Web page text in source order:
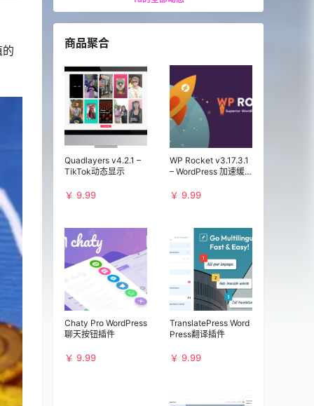
商品聚合
Quadlayers v4.2.1 –
TikTok动态显示
￥ 9.99
WP Rocket v3.17.3.1
– WordPress 加速缓
￥ 9.99
Chaty Pro WordPress
聊天按钮插件
￥ 9.99
TranslatePress Word
Press翻译插件
￥ 9.99